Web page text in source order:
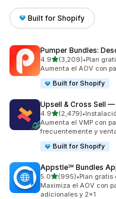
Built for Shopify
Pumper Bundles:
4.9de 5 estrellas
(3,209)
3209 reseñas en total
•Plan
Aumenta el AOV con
Built for Shopify
Upsell & Cross Sell —
4.9de 5 estrellas
(2,479)
2479 reseñas en total
•
Aumenta el VMP con
frecuentemente y
Built for Shopify
Appstle℠ Bundles
5.0de 5 estrellas
(995)
995 reseñas en total
•Plan gratis
Maximiza el AOV con
adicionales y 2x1